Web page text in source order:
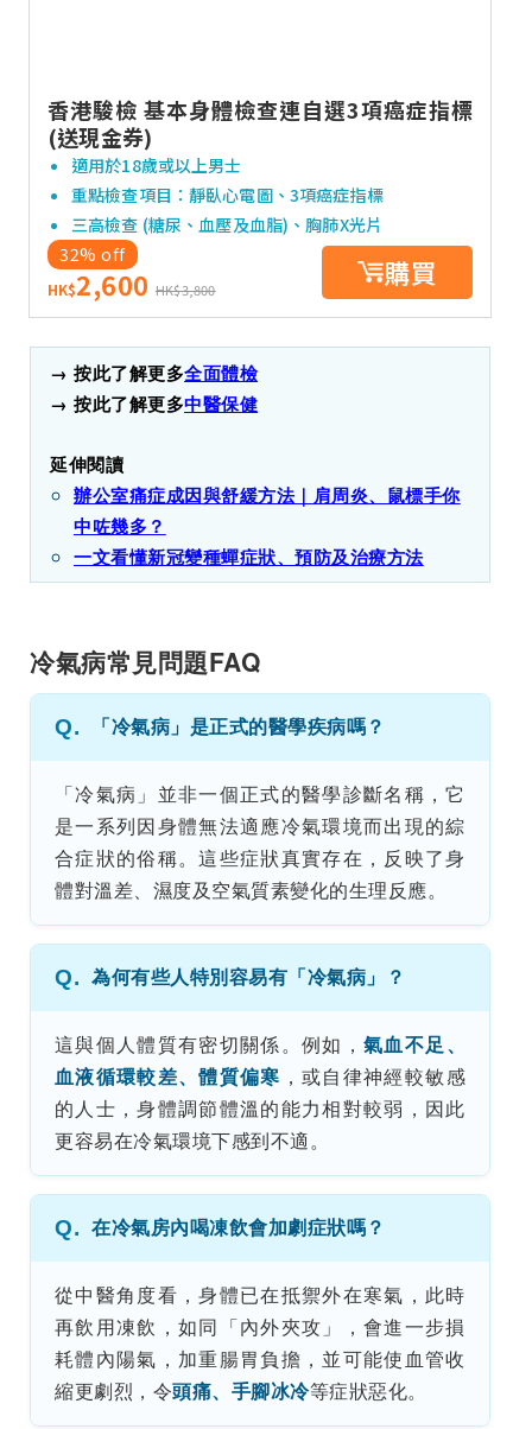
香港駿檢 基本身體檢查連自選3項癌症指標
(送現金券)
適用於18歲或以上男士
重點檢查項目：靜臥心電圖、3項癌症指標
三高檢查 (糖尿、血壓及血脂)、胸肺X光片
32% off
HK$2,600 HK$3,800 購買
→ 按此了解更多全面體檢
→ 按此了解更多中醫保健
延伸閱讀
辦公室痛症成因與舒緩方法｜肩周炎、鼠標手你
中咗幾多？
一文看懂新冠變種蟬症狀、預防及治療方法
冷氣病常見問題FAQ
Q. 「冷氣病」是正式的醫學疾病嗎？
「冷氣病」並非一個正式的醫學診斷名稱，它
是一系列因身體無法適應冷氣環境而出現的綜
合症狀的俗稱。這些症狀真實存在，反映了身
體對溫差、濕度及空氣質素變化的生理反應。
Q. 為何有些人特別容易有「冷氣病」？
這與個人體質有密切關係。例如，氣血不足、
血液循環較差、體質偏寒 ，或自律神經較敏感
的人士，身體調節體溫的能力相對較弱，因此
更容易在冷氣環境下感到不適。
Q. 在冷氣房內喝凍飲會加劇症狀嗎？
從中醫角度看，身體已在抵禦外在寒氣，此時
再飲用凍飲，如同「內外夾攻」，會進一步損
耗體內陽氣，加重腸胃負擔，並可能使血管收
縮更劇烈，令頭痛、手腳冰冷等症狀惡化。